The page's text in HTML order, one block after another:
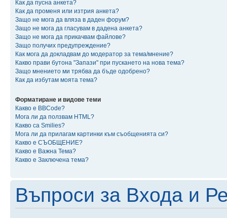
Как да пусна анкета?
Как да променя или изтрия анкета?
Защо не мога да вляза в даден форум?
Защо не мога да гласувам в дадена анкета?
Защо не мога да прикачвам файлове?
Защо получих предупреждение?
Как мога да докладвам до модератор за тема/мнение?
Какво прави бутона "Запази" при пускането на нова тема?
Защо мнението ми трябва да бъде одобрено?
Как да избутам моята тема?
Форматиране и видове теми
Какво е BBCode?
Мога ли да ползвам HTML?
Какво са Smilies?
Мога ли да прилагам картинки към съобщенията си?
Какво е СЪОБЩЕНИЕ?
Какво е Важна Тема?
Какво е Заключена тема?
Въпроси за Входа и